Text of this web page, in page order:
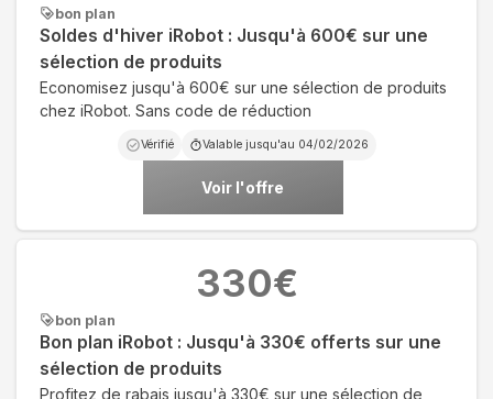
bon plan
Soldes d'hiver iRobot : Jusqu'à 600€ sur une
sélection de produits
Economisez jusqu'à 600€ sur une sélection de produits
chez iRobot. Sans code de réduction
Vérifié Valable jusqu'au 04/02/2026
Voir l'offre
bon plan
Bon plan iRobot : Jusqu'à 330€ offerts sur une
sélection de produits
Profitez de rabais jusqu'à 330€ sur une sélection de
330€